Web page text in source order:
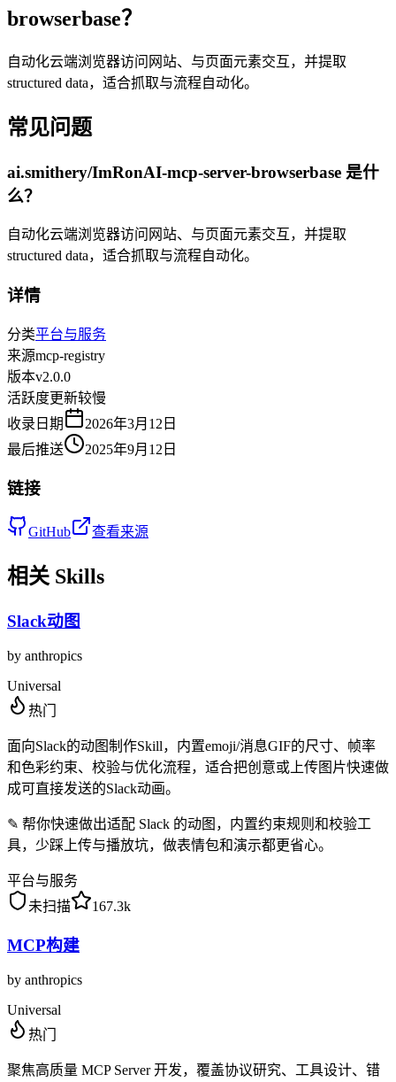
browserbase？
自动化云端浏览器访问网站、与页面元素交互，并提取
structured data，适合抓取与流程自动化。
常见问题
ai.smithery/ImRonAI-mcp-server-browserbase 是什
么？
自动化云端浏览器访问网站、与页面元素交互，并提取
structured data，适合抓取与流程自动化。
详情
分类平台与服务
来源mcp-registry
版本v2.0.0
活跃度更新较慢
收录日期
2026年3月12日
最后推送
2025年9月12日
链接
GitHub 查看来源
相关 Skills
Slack动图
by anthropics
Universal
热门
面向Slack的动图制作Skill，内置emoji/消息GIF的尺寸、帧率
和色彩约束、校验与优化流程，适合把创意或上传图片快速做
成可直接发送的Slack动画。
✎ 帮你快速做出适配 Slack 的动图，内置约束规则和校验工
具，少踩上传与播放坑，做表情包和演示都更省心。
平台与服务
未扫描
167.3k
MCP构建
by anthropics
Universal
热门
聚焦高质量 MCP Server 开发，覆盖协议研究、工具设计、错